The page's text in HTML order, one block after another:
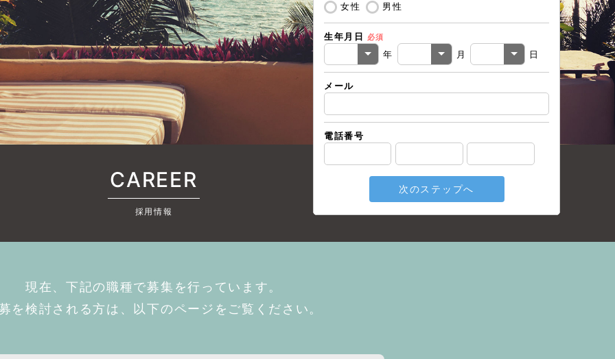
女性 男性
生年月日 必須
年 月 日
メール
電話番号
次のステップへ
CAREER
採用情報
現在、下記の職種で募集を行っています。
を検討される方は、以下のページをご覧ください。